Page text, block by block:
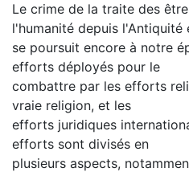
Le crime de la traite des
l'humanité depuis l'Antiquité
se poursuit encore à notre
efforts déployés pour le
combattre par les efforts
vraie religion, et les
efforts juridiques
efforts sont divisés en
plusieurs aspects,